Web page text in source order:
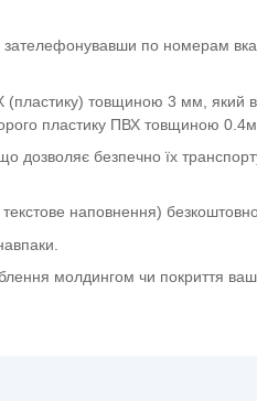
по номерам
(пластику) товщиною 3 мм, який
пластику ПВХ товщиною
дозволяє безпечно їх
наповнення)
молдингом чи покриття